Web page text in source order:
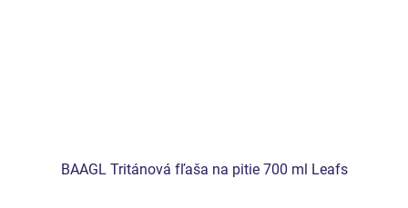
BAAGL Tritánová fľaša na pitie 700 ml Leafs